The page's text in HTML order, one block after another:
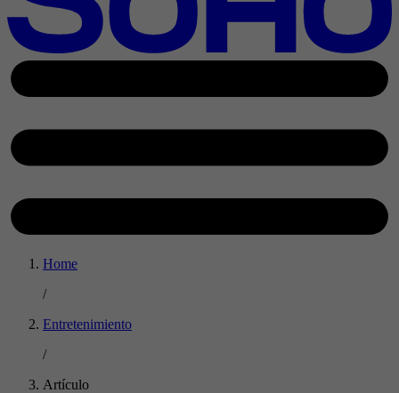
Home
/
Entretenimiento
/
Artículo